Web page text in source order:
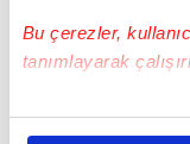
Bu çerezler,
tanımlayarak
Bu çerezlere izin